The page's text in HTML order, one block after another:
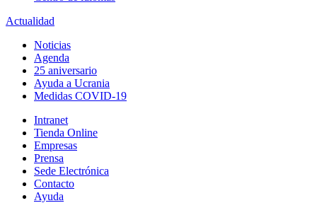
Actualidad
Noticias
Agenda
25 aniversario
Ayuda a Ucrania
Medidas COVID-19
Intranet
Tienda Online
Empresas
Prensa
Sede Electrónica
Contacto
Ayuda